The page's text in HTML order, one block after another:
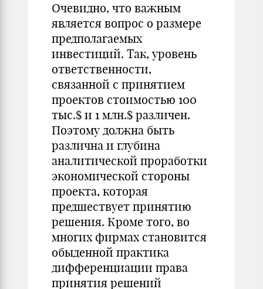
Очевидно, что важным
является вопрос о размере
предполагаемых
инвестиций. Так, уровень
ответственности,
связанной с принятием
проектов стоимостью 100
тыс.$ и 1 млн.$ различен.
Поэтому должна быть
различна и глубина
аналитической проработки
экономической стороны
проекта, которая
предшествует принятию
решения. Кроме того, во
многих фирмах становится
обыденной практика
дифференциации права
принятия решений